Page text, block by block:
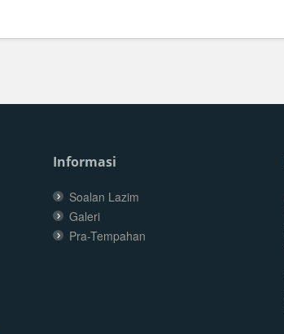
Informasi
Soalan Lazim
Galeri
Pra-Tempahan